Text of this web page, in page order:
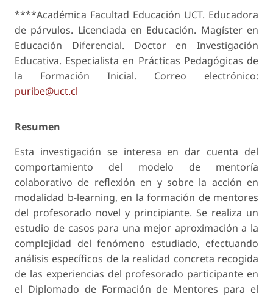
****Académica Facultad Educación UCT. Educadora
de párvulos. Licenciada en Educación. Magíster en
Educación Diferencial. Doctor en Investigación
Educativa. Especialista en Prácticas Pedagógicas de
la Formación Inicial. Correo electrónico:
puribe@uct.cl
Resumen
Esta investigación se interesa en dar cuenta del
comportamiento del modelo de mentoría
colaborativo de reflexión en y sobre la acción en
modalidad b-learning, en la formación de mentores
del profesorado novel y principiante. Se realiza un
estudio de casos para una mejor aproximación a la
complejidad del fenómeno estudiado, efectuando
análisis específicos de la realidad concreta recogida
de las experiencias del profesorado participante en
el Diplomado de Formación de Mentores para el